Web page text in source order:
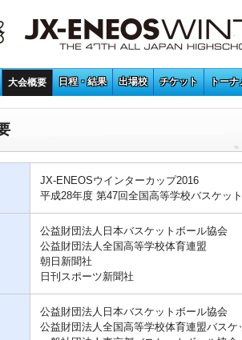
大会概要 日程・結果 出場校 チケット トーナ
JX-ENEOSウインターカップ2016
平成28年度 第47回全国高等学校バスケッ
公益財団法人日本バスケットボール協会
公益財団法人全国高等学校体育連盟
朝日新聞社
日刊スポーツ新聞社
公益財団法人日本バスケットボール協会
公益財団法人全国高等学校体育連盟バスケ